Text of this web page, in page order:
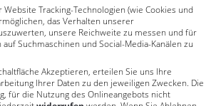
uns bei Google
Tracking-Technologien (wie Cookies und
das Verhalten unserer
unsere Reichweite zu messen und für
Suchmaschinen und Social-Media-Kanälen zu
Akzeptieren, erteilen Sie uns Ihre
Ihrer Daten zu den jeweiligen Zwecken. Die
für die Nutzung des Onlineangebots nicht